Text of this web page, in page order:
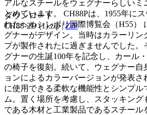
ダウンロード
CH88-2D (1).zip|ZIP
アルなスチールをウェグナーらしいミ
とめています。 CH88Pは、1955年に
れたヘルシンボリ国際博覧会（H55）
グナーがデザイン。当時はカラーリン
プが製作されたに過ぎませんでした。
グナーの生誕100年を記念し、カール
の椅子を復刻。続いて、ウェグナー自
ョンによるカラーバージョンが発表さ
に使用できる柔軟な機能性とシンプル
ム。置く場所を考慮し、スタッキン
である木材と工業製品であるスチール